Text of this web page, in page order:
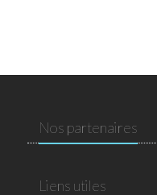
Nos partenaires
Liens utiles